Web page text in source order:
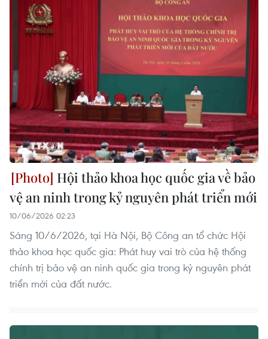
Hội thảo khoa học quốc gia về bảo
vệ an ninh trong kỷ nguyên phát triển mới
10/06/2026 02:23
Sáng 10/6/2026, tại Hà Nội, Bộ Công an tổ chức Hội
thảo khoa học quốc gia: Phát huy vai trò của hệ thống
chính trị bảo vệ an ninh quốc gia trong kỷ nguyên phát
triển mới của đất nước.